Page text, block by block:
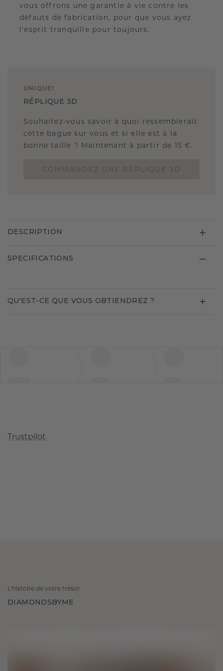
vous offrons une garantie à vie contre les
défauts de fabrication, pour que vous ayez
l'esprit tranquille pour toujours.
UNIQUE !
RÉPLIQUE 3D
Souhaitez-vous savoir à quoi ressemblerait
cette bague sur vous et si elle est à la
bonne taille ? Maintenant à partir de 15 €.
DESCRIPTION
SPECIFICATIONS
QU'EST-CE QUE VOUS OBTIENDREZ ?
Trustpilot
L'histoire de votre trésor
DIAMONDSBYME